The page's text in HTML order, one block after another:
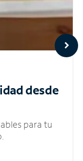
desde
para tu